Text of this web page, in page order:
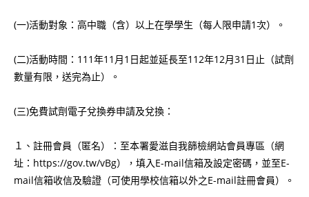
(一)活動對象：高中職（含）以上在學學生（每人限申請1次）。
(二)活動時間：111年11月1日起並延長至112年12月31日止（試劑
數量有限，送完為止）。
(三)免費試劑電子兌換券申請及兌換：
１、註冊會員（匿名）：至本署愛滋自我篩檢網站會員專區（網
址：https://gov.tw/vBg），填入E-mail信箱及設定密碼，並至E-
mail信箱收信及驗證（可使用學校信箱以外之E-mail註冊會員）。